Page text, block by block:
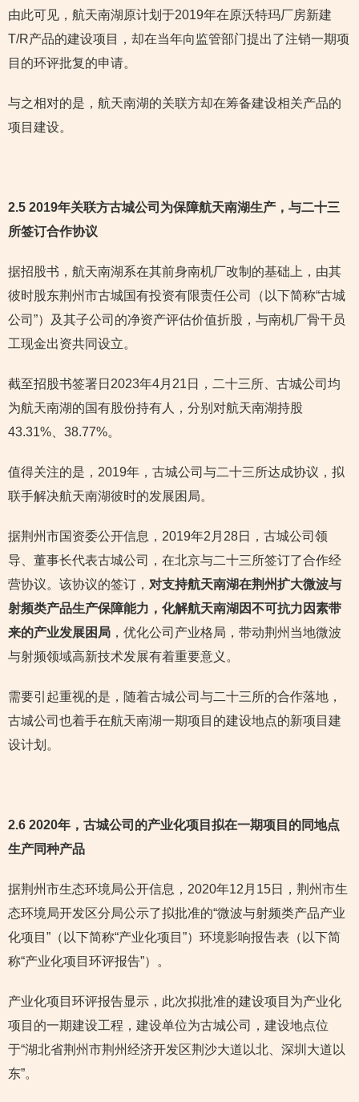
由此可见，航天南湖原计划于2019年在原沃特玛厂房新建
T/R产品的建设项目，却在当年向监管部门提出了注销一期项
目的环评批复的申请。
与之相对的是，航天南湖的关联方却在筹备建设相关产品的
项目建设。
2.5 2019年关联方古城公司为保障航天南湖生产，与二十三
所签订合作协议
据招股书，航天南湖系在其前身南机厂改制的基础上，由其
彼时股东荆州市古城国有投资有限责任公司（以下简称“古城
公司”）及其子公司的净资产评估价值折股，与南机厂骨干员
工现金出资共同设立。
截至招股书签署日2023年4月21日，二十三所、古城公司均
为航天南湖的国有股份持有人，分别对航天南湖持股
43.31%、38.77%。
值得关注的是，2019年，古城公司与二十三所达成协议，拟
联手解决航天南湖彼时的发展困局。
据荆州市国资委公开信息，2019年2月28日，古城公司领
导、董事长代表古城公司，在北京与二十三所签订了合作经
营协议。该协议的签订， 对支持航天南湖在荆州扩大微波与
射频类产品生产保障能力，化解航天南湖因不可抗力因素带
来的产业发展困局 ，优化公司产业格局，带动荆州当地微波
与射频领域高新技术发展有着重要意义。
需要引起重视的是，随着古城公司与二十三所的合作落地，
古城公司也着手在航天南湖一期项目的建设地点的新项目建
设计划。
2.6 2020年，古城公司的产业化项目拟在一期项目的同地点
生产同种产品
据荆州市生态环境局公开信息，2020年12月15日，荆州市生
态环境局开发区分局公示了拟批准的“微波与射频类产品产业
化项目”（以下简称“产业化项目”）环境影响报告表（以下简
称“产业化项目环评报告”）。
产业化项目环评报告显示，此次拟批准的建设项目为产业化
项目的一期建设工程，建设单位为古城公司，建设地点位
于“湖北省荆州市荆州经济开发区荆沙大道以北、深圳大道以
东”。